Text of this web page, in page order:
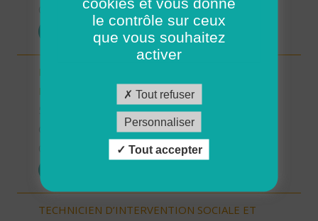
07/07/2026
Responsable Secteur/ Accompagnant de
Proximité (H/F)
TECHNICIEN D’INTERVENTION SOCIALE ET
le contrôle sur ceux
que vous souhaitez
activer
Tout refuser
Personnaliser
Tout accepter